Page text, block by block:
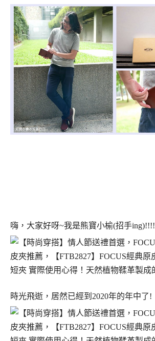
嗨，大家好呀~我是熊寶小榆(招手ing)!!!!
時光飛逝，居然已經到2020年的年中了!